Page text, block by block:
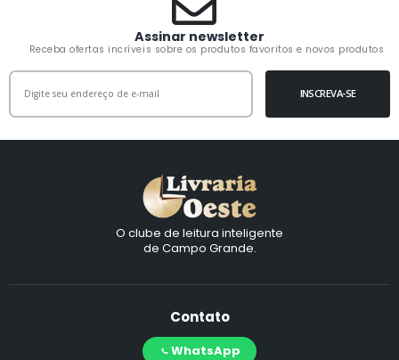
Assinar newsletter
Receba ofertas incríveis sobre os produtos favoritos e novos produtos
INSCREVA-SE
O clube de leitura inteligente
de Campo Grande.
Contato
WhatsApp